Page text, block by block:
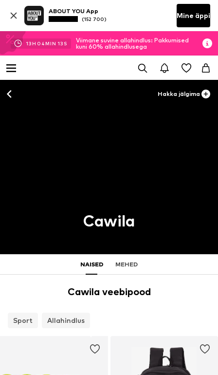
ABOUT YOU App
(152 700) Mine äppi
13H 04MIN 12 S
Viimane suvine allahindlus: Pakkumised
kuni 60% allahindlusega
Hakka jälgima
Cawila
NAISED MEHED
Cawila veebipood
Sport Allahindlus